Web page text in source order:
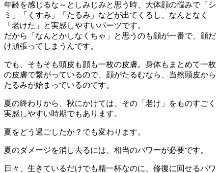
年齢を感じるな～としみじみと思う時、大体顔の悩みで「シ
ミ」「くすみ」「たるみ」などが出てくるし、なんとなく
「老けた」と実感しやすいパーツです。
だから「なんとかしなくちゃ」と思うのも顔が一番で、顔だ
け頑張ってしまうんです。
でも、そもそも頭皮も顔も一枚の皮膚。身体もまとめて一枚
の皮膚で繋がっているので、顔がたるむなら、当然頭皮から
たるみが始まっているのです。
夏の終わりから、秋にかけては、その「老け」をものすごく
実感しやすい時期でもあります。
夏をどう過ごしたか？でも変わります。
夏のダメージを消し去るには、相当のパワーが必要です。
日々、生きているだけでも精一杯なのに、修復に回せるパワ